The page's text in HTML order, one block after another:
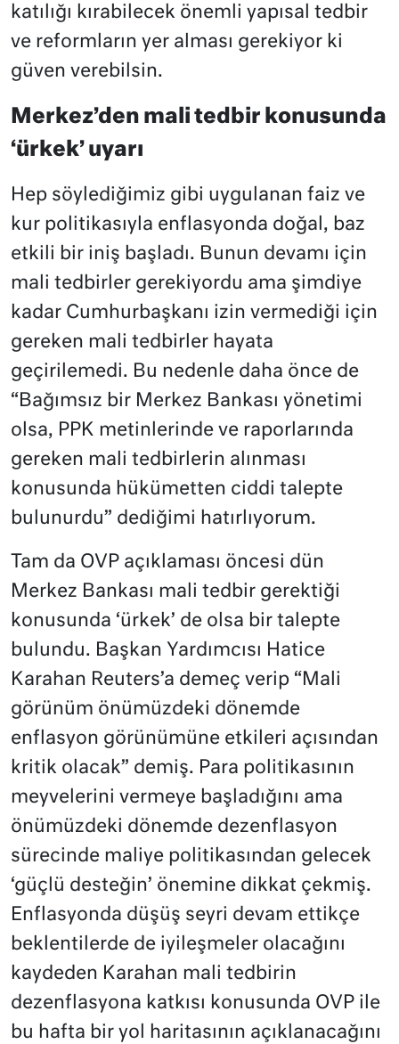
katılığı kırabilecek önemli yapısal tedbir
ve reformların yer alması gerekiyor ki
güven verebilsin.
Merkez’den mali tedbir konusunda
‘ürkek’ uyarı
Hep söylediğimiz gibi uygulanan faiz ve
kur politikasıyla enflasyonda doğal, baz
etkili bir iniş başladı. Bunun devamı için
mali tedbirler gerekiyordu ama şimdiye
kadar Cumhurbaşkanı izin vermediği için
gereken mali tedbirler hayata
geçirilemedi. Bu nedenle daha önce de
“Bağımsız bir Merkez Bankası yönetimi
olsa, PPK metinlerinde ve raporlarında
gereken mali tedbirlerin alınması
konusunda hükümetten ciddi talepte
bulunurdu” dediğimi hatırlıyorum.
Tam da OVP açıklaması öncesi dün
Merkez Bankası mali tedbir gerektiği
konusunda ‘ürkek’ de olsa bir talepte
bulundu. Başkan Yardımcısı Hatice
Karahan Reuters’a demeç verip “Mali
görünüm önümüzdeki dönemde
enflasyon görünümüne etkileri açısından
kritik olacak” demiş. Para politikasının
meyvelerini vermeye başladığını ama
önümüzdeki dönemde dezenflasyon
sürecinde maliye politikasından gelecek
‘güçlü desteğin’ önemine dikkat çekmiş.
Enflasyonda düşüş seyri devam ettikçe
beklentilerde de iyileşmeler olacağını
kaydeden Karahan mali tedbirin
dezenflasyona katkısı konusunda OVP ile
bu hafta bir yol haritasının açıklanacağını